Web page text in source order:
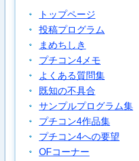
トップページ
投稿プログラム
まめちしき
プチコン4メモ
よくある質問集
既知の不具合
サンプルプログラム集
プチコン4作品集
プチコン4への要望
OFコーナー